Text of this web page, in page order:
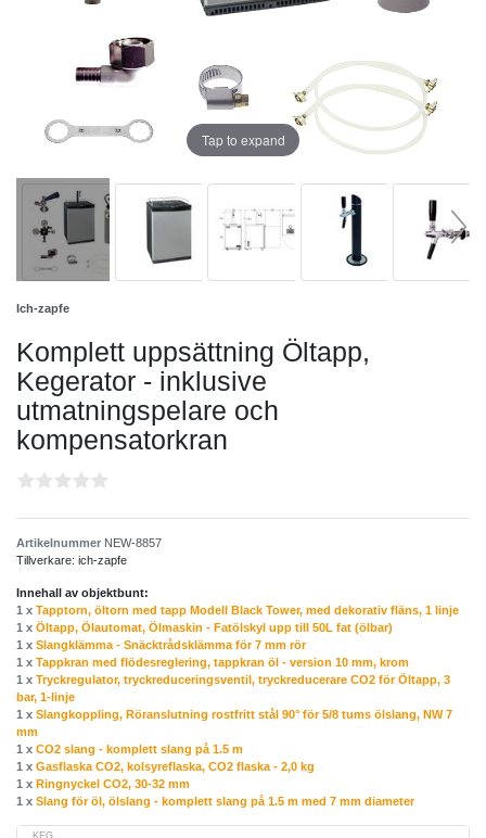
Tap to expand
Ich-zapfe
Komplett uppsättning Öltapp,
Kegerator - inklusive
utmatningspelare och
kompensatorkran
Artikelnummer NEW-8857
Tillverkare: ich-zapfe
Innehall av objektbunt:
1 x Tapptorn, öltorn med tapp Modell Black Tower, med dekorativ fläns, 1 linje
1 x Öltapp, Ölautomat, Ölmaskin - Fatölskyl upp till 50L fat (ölbar)
1 x Slangklämma - Snäcktrådsklämma för 7 mm rör
1 x Tappkran med flödesreglering, tappkran öl - version 10 mm, krom
1 x Tryckregulator, tryckreduceringsventil, tryckreducerare CO2 för Öltapp, 3
bar, 1-linje
1 x Slangkoppling, Röranslutning rostfritt stål 90° för 5/8 tums ölslang, NW 7
mm
1 x CO2 slang - komplett slang på 1.5 m
1 x Gasflaska CO2, kolsyreflaska, CO2 flaska - 2,0 kg
1 x Ringnyckel CO2, 30-32 mm
1 x Slang för öl, ölslang - komplett slang på 1.5 m med 7 mm diameter